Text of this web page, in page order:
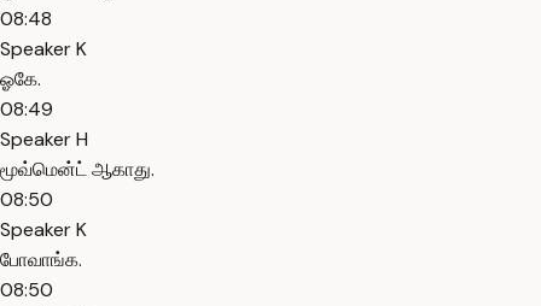
08:48
Speaker K
ஓகே.
08:49
Speaker H
மூவ்மென்ட் ஆகாது.
08:50
Speaker K
போவாங்க.
08:50